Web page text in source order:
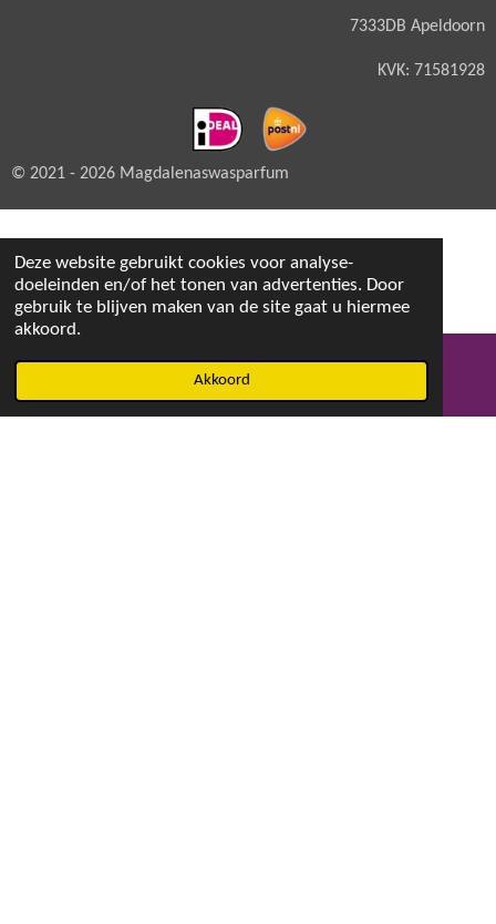
Deze website gebruikt cookies voor analyse-
doeleinden en/of het tonen van advertenties. Door
gebruik te blijven maken van de site gaat u hiermee
akkoord.
Akkoord
7333DB Apeldoorn
KVK: 71581928
© 2021 - 2026 Magdalenaswasparfum